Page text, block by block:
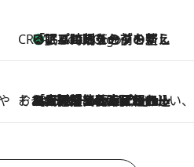
CREA'S CHOICE
2 Hours Ago
「眠る時刻をセットする」——眠りの前を整える、バルミューダの新しいアプローチ
そおだよおこの関西おいしい、おやつ紀行
2026.8.9
［大阪府箕面市］一皿一皿目の前で仕上げられる、料理を巧みに組み込んだアシェットデセールコース「ミチル アシェット デセール（Michiru assiette dessert）」